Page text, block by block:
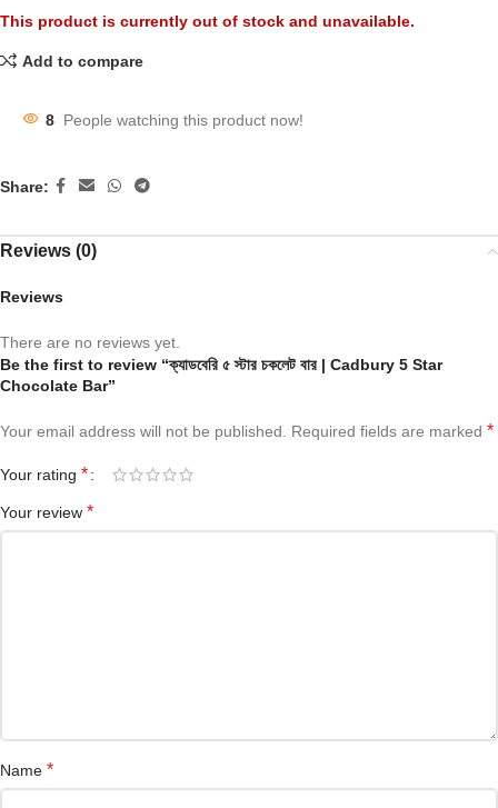
This product is currently out of stock and unavailable.
Add to compare
8 People watching this product now!
Share:
Reviews (0)
Reviews
There are no reviews yet.
Be the first to review “ক্যাডবেরি ৫ স্টার চকলেট বার | Cadbury 5 Star
Chocolate Bar”
Your email address will not be published. Required fields are marked *
Your rating *
Your review *
Name *